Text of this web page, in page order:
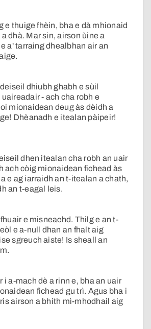
e thuige fhèin, bha e dà mhionaid
dhà. Mar sin, airson ùine a
a' tarraing dhealbhan air an
dhiubh ghabh e sùil
- ach cha robh e
mionaidean deug às dèidh a
Dhèanadh e itealan pàipeir!
dhen itealan cha robh an uair
ach còig mionaidean fichead às
e ag iarraidh an t-itealan a chath,
an t-eagal leis.
e misneachd. Thilg e an t-
e a-null dhan an fhalt aig
sgreuch aiste! Is sheall an
i a-mach dè a rinn e, bha an uair
fichead gu trì. Agus bha i
airson a bhith mì-mhodhail aig